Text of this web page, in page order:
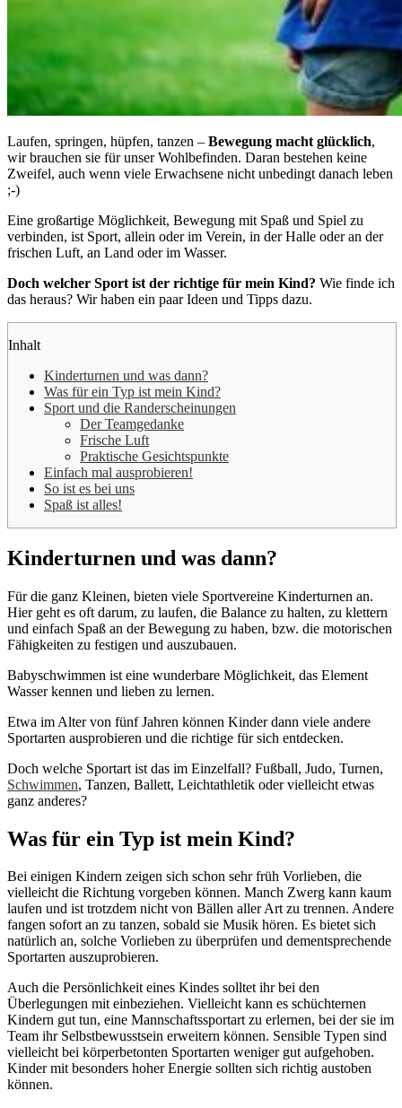
Laufen, springen, hüpfen, tanzen – Bewegung macht glücklich,
wir brauchen sie für unser Wohlbefinden. Daran bestehen keine
Zweifel, auch wenn viele Erwachsene nicht unbedingt danach leben
;-)
Eine großartige Möglichkeit, Bewegung mit Spaß und Spiel zu
verbinden, ist Sport, allein oder im Verein, in der Halle oder an der
frischen Luft, an Land oder im Wasser.
Doch welcher Sport ist der richtige für mein Kind? Wie finde ich
das heraus? Wir haben ein paar Ideen und Tipps dazu.
Inhalt
Kinderturnen und was dann?
Was für ein Typ ist mein Kind?
Sport und die Randerscheinungen
Der Teamgedanke
Frische Luft
Praktische Gesichtspunkte
Einfach mal ausprobieren!
So ist es bei uns
Spaß ist alles!
Kinderturnen und was dann?
Für die ganz Kleinen, bieten viele Sportvereine Kinderturnen an.
Hier geht es oft darum, zu laufen, die Balance zu halten, zu klettern
und einfach Spaß an der Bewegung zu haben, bzw. die motorischen
Fähigkeiten zu festigen und auszubauen.
Babyschwimmen ist eine wunderbare Möglichkeit, das Element
Wasser kennen und lieben zu lernen.
Etwa im Alter von fünf Jahren können Kinder dann viele andere
Sportarten ausprobieren und die richtige für sich entdecken.
Doch welche Sportart ist das im Einzelfall? Fußball, Judo, Turnen,
Schwimmen, Tanzen, Ballett, Leichtathletik oder vielleicht etwas
ganz anderes?
Was für ein Typ ist mein Kind?
Bei einigen Kindern zeigen sich schon sehr früh Vorlieben, die
vielleicht die Richtung vorgeben können. Manch Zwerg kann kaum
laufen und ist trotzdem nicht von Bällen aller Art zu trennen. Andere
fangen sofort an zu tanzen, sobald sie Musik hören. Es bietet sich
natürlich an, solche Vorlieben zu überprüfen und dementsprechende
Sportarten auszuprobieren.
Auch die Persönlichkeit eines Kindes solltet ihr bei den
Überlegungen mit einbeziehen. Vielleicht kann es schüchternen
Kindern gut tun, eine Mannschaftssportart zu erlernen, bei der sie im
Team ihr Selbstbewusstsein erweitern können. Sensible Typen sind
vielleicht bei körperbetonten Sportarten weniger gut aufgehoben.
Kinder mit besonders hoher Energie sollten sich richtig austoben
können.